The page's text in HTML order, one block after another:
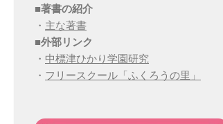
■著書の紹介
・ 主な著書
■外部リンク
・ 中標津ひかり学園研究
・ フリースクール「ふくろうの里」